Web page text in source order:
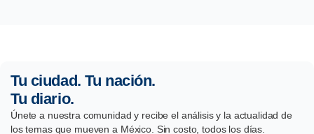
Tu ciudad. Tu nación.
Tu diario.
Únete a nuestra comunidad y recibe el análisis y la actualidad de
los temas que mueven a México. Sin costo, todos los días.